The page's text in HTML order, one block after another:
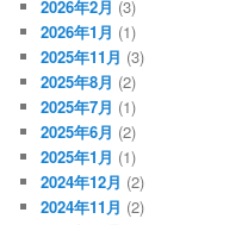
2026年2月 (3)
2026年1月 (1)
2025年11月 (3)
2025年8月 (2)
2025年7月 (1)
2025年6月 (2)
2025年1月 (1)
2024年12月 (2)
2024年11月 (2)